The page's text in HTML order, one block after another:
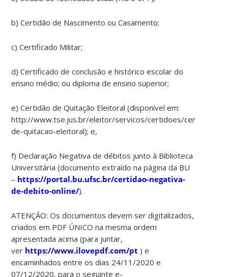
b) Certidão de Nascimento ou Casamento;
c) Certificado Militar;
d) Certificado de conclusão e histórico escolar do
ensino médio; ou diploma de ensino superior;
e) Certidão de Quitação Eleitoral (disponível em:
http://www.tse.jus.br/eleitor/servicos/certidoes/certidao-
de-quitacao-eleitoral); e,
f) Declaração Negativa de débitos junto à Biblioteca
Universitária (documento extraído na página da BU
– https://portal.bu.ufsc.br/certidao-negativa-
de-debito-online/).
ATENÇÃO: Os documentos devem ser digitalizados,
criados em PDF ÚNICO na mesma ordem
apresentada acima (para juntar,
ver https://www.ilovepdf.com/pt ) e
encaminhados entre os dias 24/11/2020 e
07/12/2020, para o seguinte e-